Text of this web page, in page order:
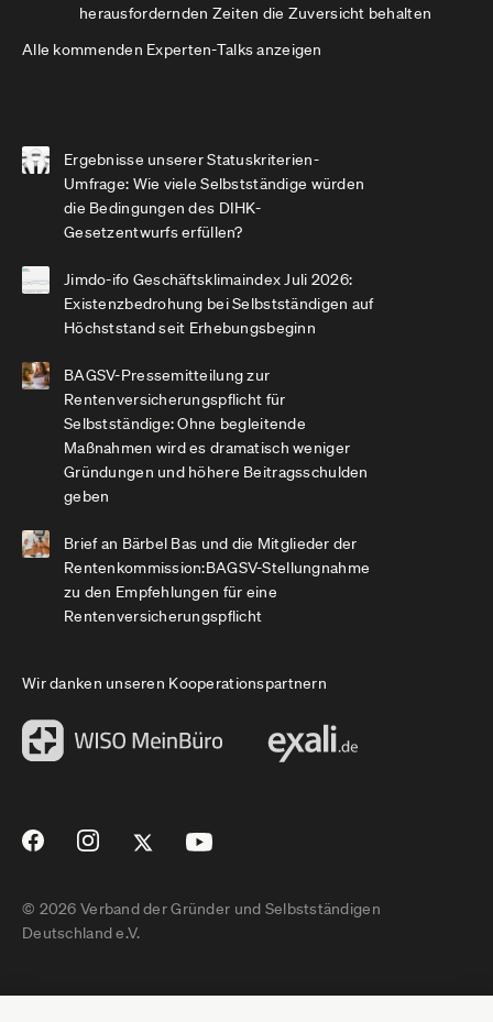
herausfordernden Zeiten die Zuversicht behalten
Alle kommenden Experten-Talks anzeigen
Ergebnisse unserer Statuskriterien-
Umfrage: Wie viele Selbstständige würden
die Bedingungen des DIHK-
Gesetzentwurfs erfüllen?
Jimdo-ifo Geschäftsklimaindex Juli 2026:
Existenzbedrohung bei Selbstständigen auf
Höchststand seit Erhebungsbeginn
BAGSV-Pressemitteilung zur
Rentenversicherungspflicht für
Selbstständige: Ohne begleitende
Maßnahmen wird es dramatisch weniger
Gründungen und höhere Beitragsschulden
geben
Brief an Bärbel Bas und die Mitglieder der
Rentenkommission:BAGSV-Stellungnahme
zu den Empfehlungen für eine
Rentenversicherungspflicht
Wir danken unseren Kooperationspartnern
© 2026 Verband der Gründer und Selbstständigen
Deutschland e.V.
Impressum